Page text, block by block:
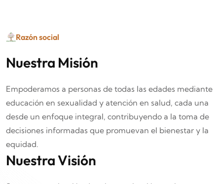
Razón social
Nuestra Misión
Empoderamos a personas de todas las edades mediante
educación en sexualidad y atención en salud, cada una
desde un enfoque integral, contribuyendo a la toma de
decisiones informadas que promuevan el bienestar y la
equidad.
Nuestra Visión